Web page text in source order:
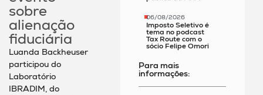
sobre
alienação
fiduciária
Luanda Backheuser
participou do
Laboratório
IBRADIM, do
06/08/2026
Imposto Seletivo é
tema no podcast
Tax Route com o
sócio Felipe Omori
Para mais
informações: